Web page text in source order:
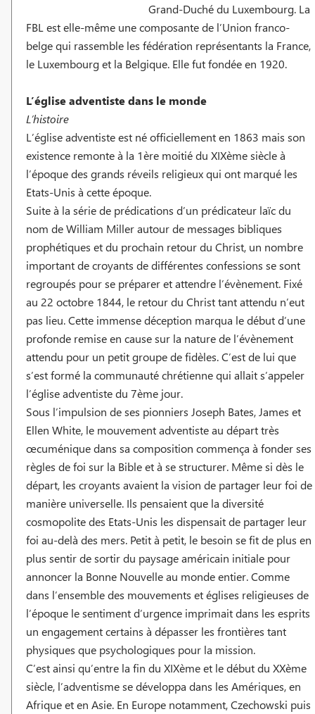
Grand-Duché du Luxembourg. La
FBL est elle-même une composante de l’Union franco-
belge qui rassemble les fédération représentants la France,
le Luxembourg et la Belgique. Elle fut fondée en 1920.
L’église adventiste dans le monde
L’histoire
L’église adventiste est né officiellement en 1863 mais son
existence remonte à la 1ère moitié du XIXème siècle à
l’époque des grands réveils religieux qui ont marqué les
Etats-Unis à cette époque.
Suite à la série de prédications d’un prédicateur laïc du
nom de William Miller autour de messages bibliques
prophétiques et du prochain retour du Christ, un nombre
important de croyants de différentes confessions se sont
regroupés pour se préparer et attendre l’évènement. Fixé
au 22 octobre 1844, le retour du Christ tant attendu n’eut
pas lieu. Cette immense déception marqua le début d’une
profonde remise en cause sur la nature de l’évènement
attendu pour un petit groupe de fidèles. C’est de lui que
s’est formé la communauté chrétienne qui allait s’appeler
l’église adventiste du 7ème jour.
Sous l’impulsion de ses pionniers Joseph Bates, James et
Ellen White, le mouvement adventiste au départ très
œcuménique dans sa composition commença à fonder ses
règles de foi sur la Bible et à se structurer. Même si dès le
départ, les croyants avaient la vision de partager leur foi de
manière universelle. Ils pensaient que la diversité
cosmopolite des Etats-Unis les dispensait de partager leur
foi au-delà des mers. Petit à petit, le besoin se fit de plus en
plus sentir de sortir du paysage américain initiale pour
annoncer la Bonne Nouvelle au monde entier. Comme
dans l’ensemble des mouvements et églises religieuses de
l’époque le sentiment d’urgence imprimait dans les esprits
un engagement certains à dépasser les frontières tant
physiques que psychologiques pour la mission.
C’est ainsi qu’entre la fin du XIXème et le début du XXème
siècle, l’adventisme se développa dans les Amériques, en
Afrique et en Asie. En Europe notamment, Czechowski puis